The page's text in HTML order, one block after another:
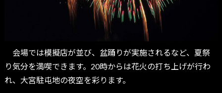
会場では模擬店が並び、盆踊りが実施されるなど、夏祭
り気分を満喫できます。20時からは花火の打ち上げが行わ
れ、大宮駐屯地の夜空を彩ります。